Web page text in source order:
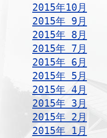
2015年10月
2015年 9月
2015年 8月
2015年 7月
2015年 6月
2015年 5月
2015年 4月
2015年 3月
2015年 2月
2015年 1月